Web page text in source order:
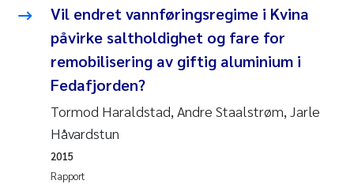
Johnny Håll
Susanne Claudia Schneider
Sabine Marty
Elisabeth Støhle Rødland
Marit Villø
Vil endret vannføringsregime i Kvina
påvirke saltholdighet og fare for
remobilisering av giftig aluminium i
Fedafjorden?
Tormod Haraldstad, Andre Staalstrøm, Jarle
Håvardstun
Rapport
2015